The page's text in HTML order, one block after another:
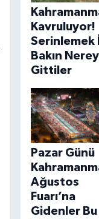
Kavruluyor!
Serinlemek
Bakın
Gittiler
Pazar Günü
Ağustos
Fuarı’na
Gidenler Bu